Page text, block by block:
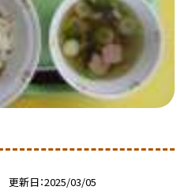
更新日 2025/03/05